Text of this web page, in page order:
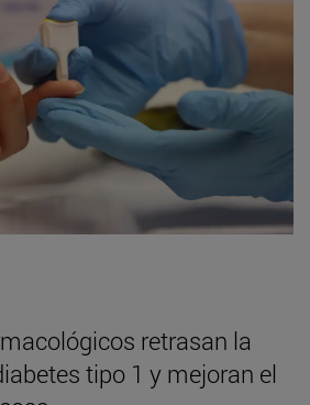
retrasan la
tipo 1 y mejoran el